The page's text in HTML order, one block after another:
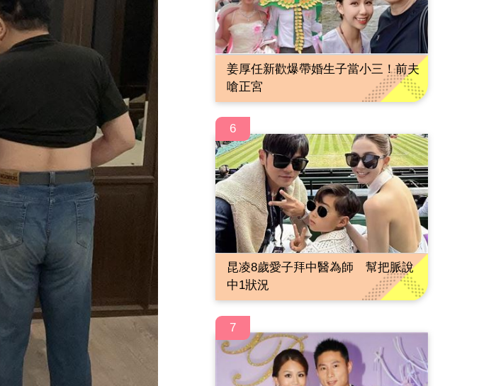
姜厚任新歡爆帶婚生子當小三！前夫
嗆正宮
6
昆凌8歲愛子拜中醫為師 幫把脈說
中1狀況
7